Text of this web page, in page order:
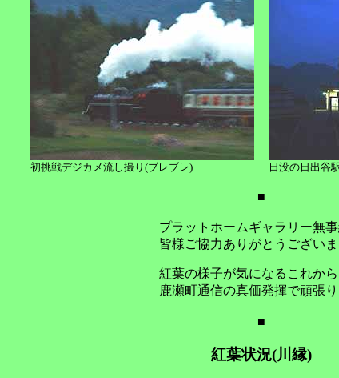
初挑戦デジカメ流し撮り(ブレブレ) 日没の日出谷
■
プラットホームギャラリー無
皆様ご協力ありがとうござい
紅葉の様子が気になるこれから
鹿瀬町通信の真価発揮で頑張
■
紅葉状況(川縁)